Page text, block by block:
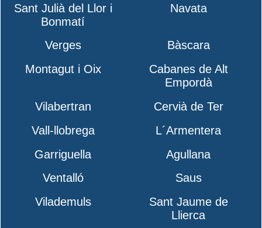
Sant Julià del Llor i
Bonmatí
Navata
Verges
Bàscara
Montagut i Oix
Cabanes de Alt
Empordà
Vilabertran
Cervià de Ter
Vall-llobrega
L´Armentera
Garriguella
Agullana
Ventalló
Saus
Vilademuls
Sant Jaume de
Llierca